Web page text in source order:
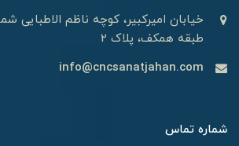
خیابان امیرکبیر، کوچه ناظم الاطبایی
طبقه همکف، پلاک 2
info@cncsanatjahan.com
شماره تماس